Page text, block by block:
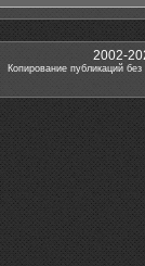
2002-
Копирование публикаций